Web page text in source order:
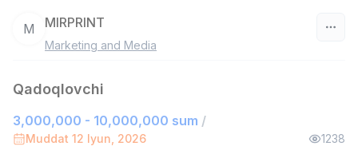
Savdo boshlig'i
M MIRPRINT
Marketing and Media
Qadoqlovchi
3,000,000 - 10,000,000 sum /
Muddat 12 Iyun, 2026 1238